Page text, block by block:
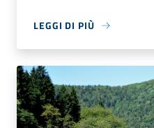
LEGGI DI PIÙ